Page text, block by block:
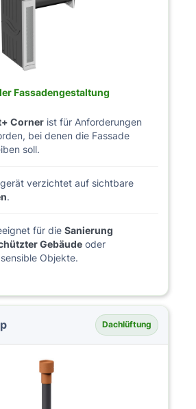
Fassadengestaltung
Corner ist für Anforderungen
bei denen die Fassade
soll.
verzichtet auf sichtbare
.
für die Sanierung
Gebäude oder
Objekte.
Dachlüftung